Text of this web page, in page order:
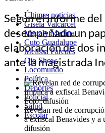
Últimas noticias
Gisela Valcarcel
Magaly Medina
Cuto Guadalupe
Melissa Paredes
Ojo Show
Locomundo
Política
Deportes
Policial
Salud
Escolar
Según el informe
desempeñado un
elaboración de dos
ante la magistrada
Revelan red de
a exfiscal Benavides y a
difusión